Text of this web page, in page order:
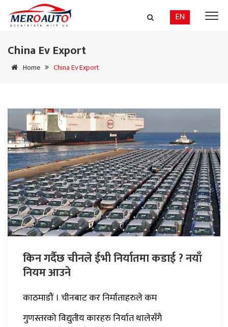
EN
China Ev Export
Home China Ev Export
किन गर्दैछ चीनले ईभी निर्यातमा कडाई ? नयाँ
नियम आउने
काठमाडौं । चीनबाट कर निर्माताहरुले कम
गुणस्तरको विद्युतीय कारहरु निर्यात थालेसँगै